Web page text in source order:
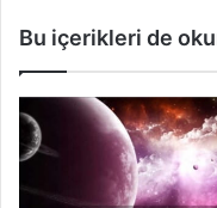
a
i
Bu içerikleri de